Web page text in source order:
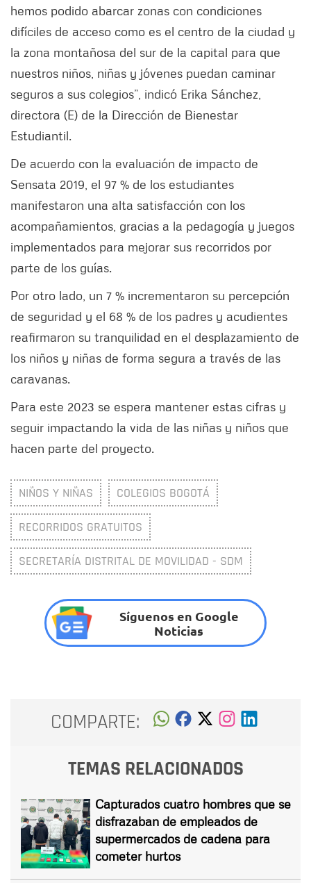
hemos podido abarcar zonas con condiciones
difíciles de acceso como es el centro de la ciudad y
la zona montañosa del sur de la capital para que
nuestros niños, niñas y jóvenes puedan caminar
seguros a sus colegios”, indicó Erika Sánchez,
directora (E) de la Dirección de Bienestar
Estudiantil.
De acuerdo con la evaluación de impacto de
Sensata 2019, el 97 % de los estudiantes
manifestaron una alta satisfacción con los
acompañamientos, gracias a la pedagogía y juegos
implementados para mejorar sus recorridos por
parte de los guías.
Por otro lado, un 7 % incrementaron su percepción
de seguridad y el 68 % de los padres y acudientes
reafirmaron su tranquilidad en el desplazamiento de
los niños y niñas de forma segura a través de las
caravanas.
Para este 2023 se espera mantener estas cifras y
seguir impactando la vida de las niñas y niños que
hacen parte del proyecto.
NIÑOS Y NIÑAS COLEGIOS BOGOTÁ
RECORRIDOS GRATUITOS
SECRETARÍA DISTRITAL DE MOVILIDAD - SDM
Síguenos en Google
Noticias
COMPARTE:
TEMAS RELACIONADOS
Capturados cuatro hombres que se
disfrazaban de empleados de
supermercados de cadena para
cometer hurtos